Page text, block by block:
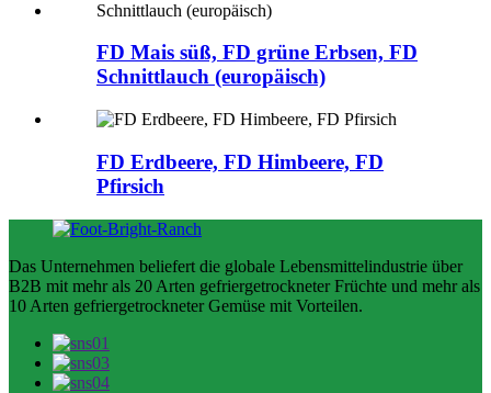
FD Mais süß, FD grüne Erbsen, FD
Schnittlauch (europäisch)
FD Erdbeere, FD Himbeere, FD
Pfirsich
Das Unternehmen beliefert die globale Lebensmittelindustrie über
B2B mit mehr als 20 Arten gefriergetrockneter Früchte und mehr als
10 Arten gefriergetrockneter Gemüse mit Vorteilen.